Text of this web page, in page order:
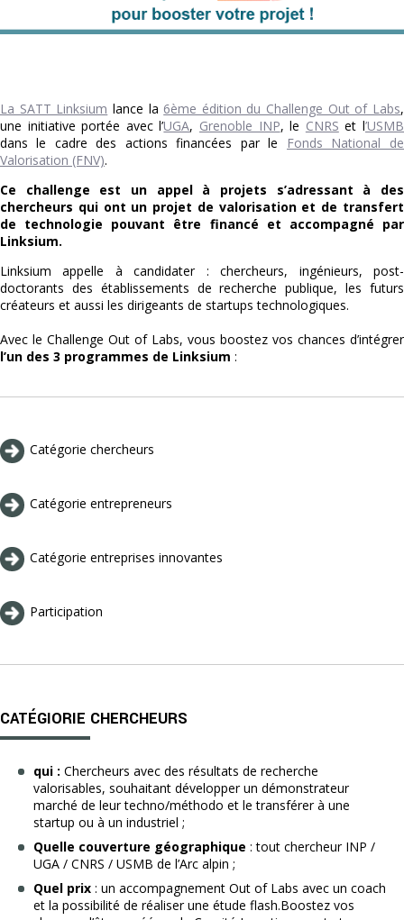
La SATT Linksium lance la 6ème édition du Challenge Out of Labs,
une initiative portée avec l’UGA, Grenoble INP, le CNRS et l’USMB
dans le cadre des actions financées par le
Fonds National de
Valorisation (FNV).
Ce challenge est un appel à projets s’adressant à des
chercheurs qui ont un projet de valorisation et de transfert
de technologie pouvant être financé et accompagné par
Linksium.
Linksium appelle à candidater : chercheurs, ingénieurs, post-
doctorants des établissements de recherche publique, les futurs
créateurs et aussi les dirigeants de startups technologiques.
Avec le Challenge Out of Labs, vous boostez vos chances d’intégrer
l’un des 3 programmes de Linksium :
Catégorie chercheurs
Catégorie entrepreneurs
Catégorie entreprises innovantes
Participation
CATÉGIORIE CHERCHEURS
qui : Chercheurs avec des résultats de recherche
valorisables, souhaitant développer un démonstrateur
marché de leur techno/méthodo et le transférer à une
startup ou à un industriel ;
Quelle couverture géographique : tout chercheur INP /
UGA / CNRS / USMB de l’Arc alpin ;
Quel prix : un accompagnement Out of Labs avec un coach
et la possibilité de réaliser une étude flash.Boostez vos